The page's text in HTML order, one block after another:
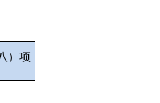
）项